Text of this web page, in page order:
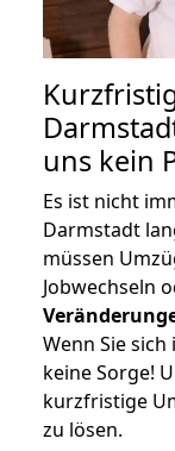
uns kein
Es ist nicht
Darmstadt
müssen
Jobwechseln
Wenn Sie
keine Sorge!
kurzfristige
zu lösen.